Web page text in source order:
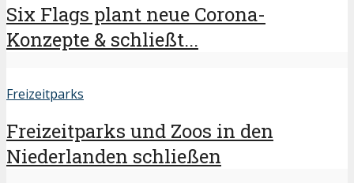
Six Flags plant neue Corona-
Konzepte & schließt...
Freizeitparks
Freizeitparks und Zoos in den
Niederlanden schließen